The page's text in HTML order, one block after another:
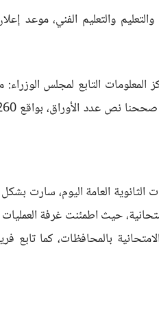
التابع لمجلس الوزراء:
الثانوية العامة اليوم،
حيث اطمئنت غرفة
بالمحافظات، كما تابع